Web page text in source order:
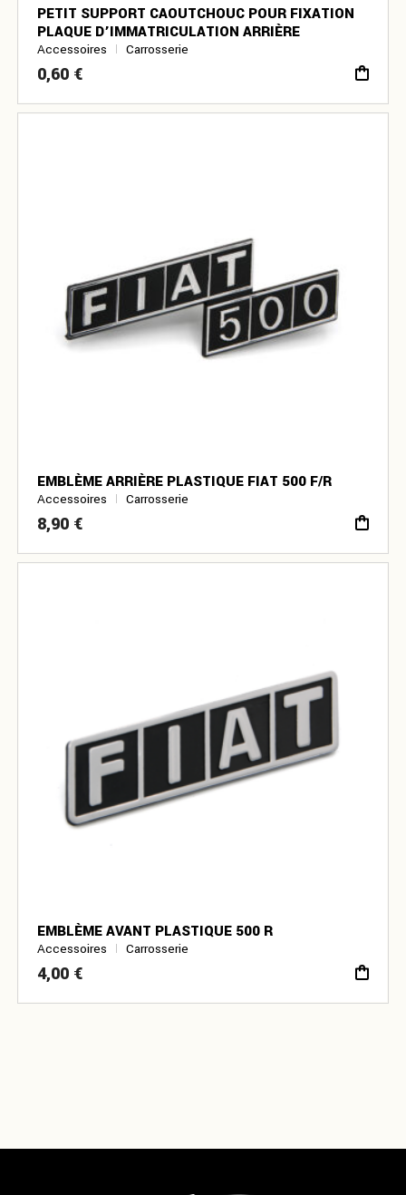
PETIT SUPPORT CAOUTCHOUC POUR FIXATION
PLAQUE D’IMMATRICULATION ARRIÈRE
Accessoires Carrosserie
0,60 €
EMBLÈME ARRIÈRE PLASTIQUE FIAT 500 F/R
Accessoires Carrosserie
8,90 €
EMBLÈME AVANT PLASTIQUE 500 R
Accessoires Carrosserie
4,00 €